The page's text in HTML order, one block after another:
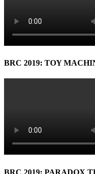
BRC 2019: TOY
BRC 2019: PARADOX